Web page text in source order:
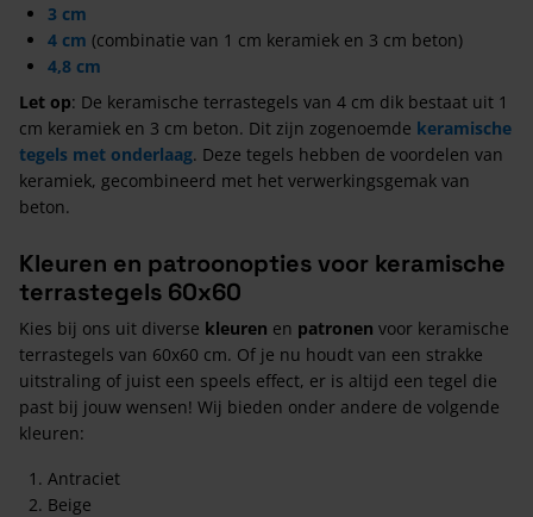
3 cm
4 cm (combinatie van 1 cm keramiek en 3 cm beton)
4,8 cm
Let op: De keramische terrastegels van 4 cm dik bestaat uit 1
cm keramiek en 3 cm beton. Dit zijn zogenoemde keramische
tegels met onderlaag. Deze tegels hebben de voordelen van
keramiek, gecombineerd met het verwerkingsgemak van
beton.
Kleuren en patroonopties voor keramische
terrastegels 60x60
Kies bij ons uit diverse kleuren en patronen voor keramische
terrastegels van 60x60 cm. Of je nu houdt van een strakke
uitstraling of juist een speels effect, er is altijd een tegel die
past bij jouw wensen! Wij bieden onder andere de volgende
kleuren:
Antraciet
Beige